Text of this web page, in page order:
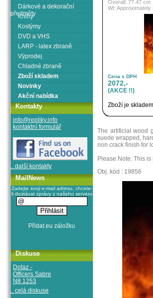
Overall: 77.47 cm
Wt: Approximately
Cena s DPH
2072,-
(AKCE !!)
Zboží je skladem
The artificial wood
suede wrapped,
non crack finish for
Please Note: This
Obj. kód : 19856
Dárkové a dekorační
předměty
Knihy
Kostýmy
DVD a VHS
LARP - latex zbraně
Výprodej
Chladné zbraně
Zboží skladem
Novinky
Akční nabídka
Kontakty
info@repliky.info
kontaktní formulář
.. další kontakty
MailNews
Zadejte svoji e-mail adresu, chcete-
li dostávat zprávy z našeho serveru
Diskuse
Dotaz -
Officers Sabre
N8 1253
.. celá diskuse